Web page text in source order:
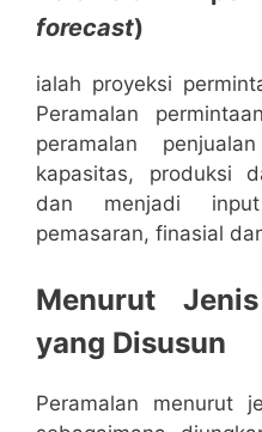
forecast)
ialah proyeksi
Peramalan
peramalan
kapasitas, produksi
dan menjadi
pemasaran, finasial
Menurut
yang Disusun
Peramalan menurut